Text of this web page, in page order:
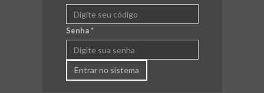
Senha*
Entrar no sistema